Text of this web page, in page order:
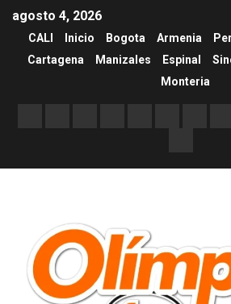
agosto 4, 2026
CALI Inicio Bogota Armenia
Cartagena
Manizales Espinal
Monteria